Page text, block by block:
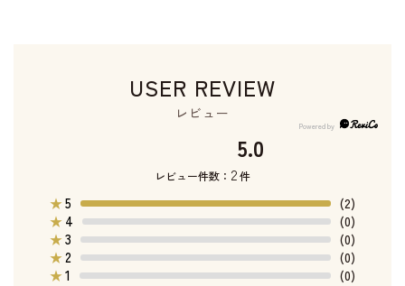
USER REVIEW
レビュー
5.0
レビュー件数： 2件
★5
(2)
★ 4
(0)
★3
(0)
★2
(0)
★1 (0)